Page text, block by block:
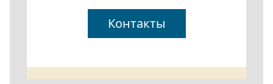
Контакты